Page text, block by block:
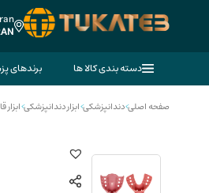
دسته بندی کالا ها برندهای
صفحه اصلی>دندانپزشکی>ابزار دندانپزشکی>